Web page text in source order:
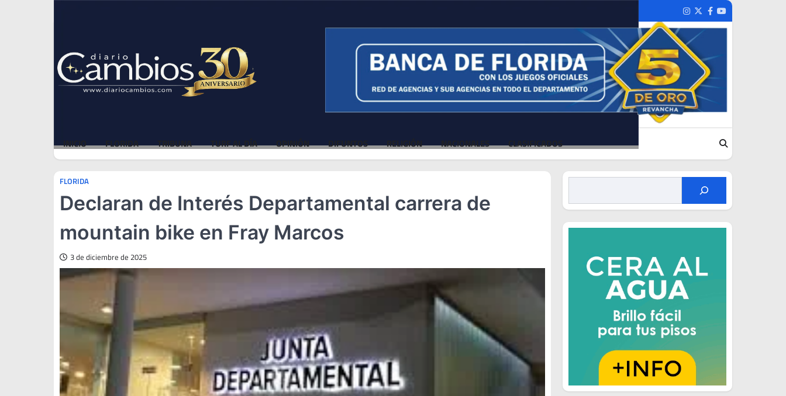
Instagram
TwitterFacebook
Youtube
INICIO FLORIDA TRIBUNA TURF AL DÍA OPINIÓN DIFUNTOS RELIGIÓN NACIONALES CLASIFICADOS
FLORIDA
Declaran de Interés Departamental carrera de
mountain bike en Fray Marcos
3 de diciembre de 2025